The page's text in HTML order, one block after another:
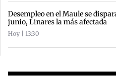
Desempleo en el Maule se
junio, Linares la más afectada
Hoy | 13:30